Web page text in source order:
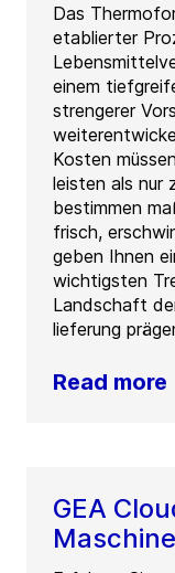
Das
etablierter
einem
strengerer
Kosten
leisten als nur
bestimmen
frisch,
geben Ihnen
wichtigsten
Landschaft
lieferung
Read more
GEA